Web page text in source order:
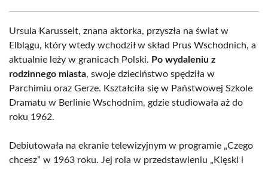
Ursula Karusseit, znana aktorka, przyszła na świat w
Elblągu, który wtedy wchodził w skład Prus Wschodnich, a
aktualnie leży w granicach Polski. Po wydaleniu z
rodzinnego miasta, swoje dzieciństwo spędziła w
Parchimiu oraz Gerze. Kształciła się w Państwowej Szkole
Dramatu w Berlinie Wschodnim, gdzie studiowała aż do
roku 1962.
Debiutowała na ekranie telewizyjnym w programie „Czego
chcesz” w 1963 roku. Jej rola w przedstawieniu „Klęski i